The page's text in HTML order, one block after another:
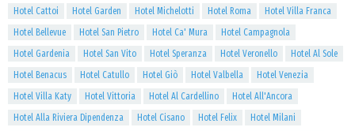
Hotel Cattoi
Hotel Garden Hotel Michelotti Hotel Roma
Hotel Villa Franca
Hotel Bellevue
Hotel San Pietro Hotel Ca' Mura
Hotel Campagnola
Hotel Gardenia
Hotel San Vito Hotel Speranza Hotel Veronello
Hotel Al Sole
Hotel Benacus
Hotel Catullo Hotel Giò Hotel Valbella
Hotel Venezia
Hotel Villa Katy
Hotel Vittoria Hotel Al Cardellino
Hotel All'Ancora
Hotel Alla Riviera Dipendenza
Hotel Cisano Hotel Felix
Hotel Milani